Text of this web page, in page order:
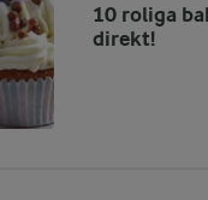
10 roliga
direkt!